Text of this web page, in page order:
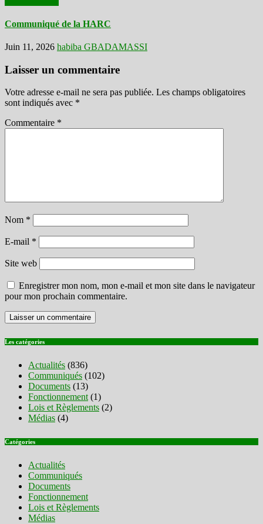
Communiqué de la HARC
Juin 11, 2026 habiba GBADAMASSI
Laisser un commentaire
Votre adresse e-mail ne sera pas publiée. Les champs obligatoires
sont indiqués avec *
Commentaire *
Nom *
E-mail *
Site web
Enregistrer mon nom, mon e-mail et mon site dans le navigateur
pour mon prochain commentaire.
Les catégories
Actualités (836)
Communiqués (102)
Documents (13)
Fonctionnement(1)
Lois et Règlements (2)
Médias (4)
Catégories
Actualités
Communiqués
Documents
Fonctionnement
Lois et Règlements
Médias